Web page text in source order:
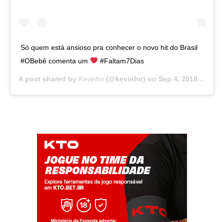
Só quem está ansioso pra conhecer o novo hit do Brasil
#OBebê comenta um
#Faltam7Dias
A post shared by Kevinho (@kevinho) on Sep 4, 2018 at 1:44pm PDT